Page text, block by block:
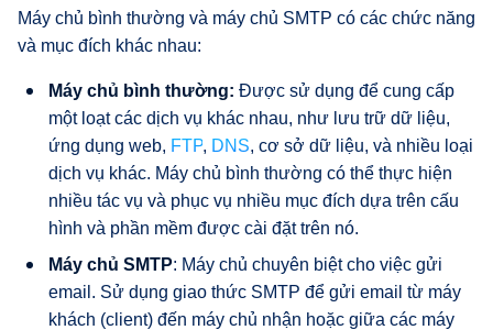
Máy chủ bình thường và máy chủ SMTP có các chức năng
và mục đích khác nhau:
Máy chủ bình thường: Được sử dụng để cung cấp
một loạt các dịch vụ khác nhau, như lưu trữ dữ liệu,
ứng dụng web, FTP, DNS, cơ sở dữ liệu, và nhiều loại
dịch vụ khác. Máy chủ bình thường có thể thực hiện
nhiều tác vụ và phục vụ nhiều mục đích dựa trên cấu
hình và phần mềm được cài đặt trên nó.
Máy chủ SMTP: Máy chủ chuyên biệt cho việc gửi
email. Sử dụng giao thức SMTP để gửi email từ máy
khách (client) đến máy chủ nhận hoặc giữa các máy